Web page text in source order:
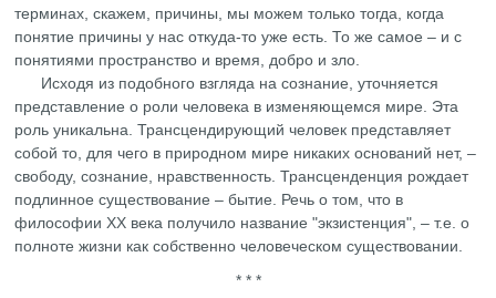
терминах, скажем, причины, мы можем только тогда, когда
понятие причины у нас откуда-то уже есть. То же самое – и с
понятиями пространство и время, добро и зло.
Исходя из подобного взгляда на сознание, уточняется
представление о роли человека в изменяющемся мире. Эта
роль уникальна. Трансцендирующий человек представляет
собой то, для чего в природном мире никаких оснований нет, –
свободу, сознание, нравственность. Трансценденция рождает
подлинное существование – бытие. Речь о том, что в
философии ХХ века получило название "экзистенция", – т.е. о
полноте жизни как собственно человеческом существовании.
* * *